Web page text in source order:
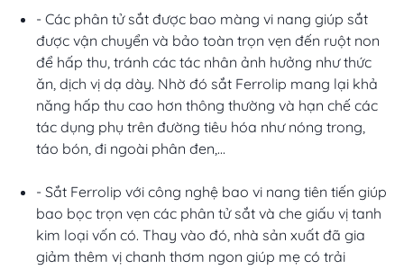
- Các phân tử sắt được bao màng vi nang giúp sắt
được vận chuyển và bảo toàn trọn vẹn đến ruột non
để hấp thu, tránh các tác nhân ảnh hưởng như thức
ăn, dịch vị dạ dày. Nhờ đó sắt Ferrolip mang lại khả
năng hấp thu cao hơn thông thường và hạn chế các
tác dụng phụ trên đường tiêu hóa như nóng trong,
táo bón, đi ngoài phân đen,...
- Sắt Ferrolip với công nghệ bao vi nang tiên tiến giúp
bao bọc trọn vẹn các phân tử sắt và che giấu vị tanh
kim loại vốn có. Thay vào đó, nhà sản xuất đã gia
giảm thêm vị chanh thơm ngon giúp mẹ có trải